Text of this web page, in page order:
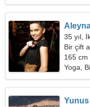
35 yıl,
Bir çift
165
Yoga,
Yunus